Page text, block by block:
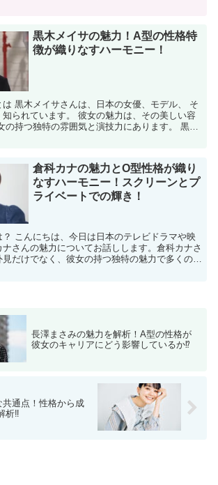
黒木メイサの魅力！A型の性格特
徴が織りなすハーモニー！
黒木メイサさんは、日本の女優、モデル、 そ
知られています。 彼女の魅力は、その美しい容
の持つ独特の雰囲気と演技力にあります。 黒木
倉科カナの魅力とO型性格が織り
なすハーモニー！スクリーンとプ
ライベートでの輝き！
こんにちは、今日は日本のテレビドラマや映
さんの魅力についてお話しします。倉科カナさ
だけでなく、彼女の持つ独特の魅力で多くのフ
長澤まさみの魅力を解析！A型の性格が
彼女のキャリアにどう影響しているか⁉
通点！性格から成
析‼